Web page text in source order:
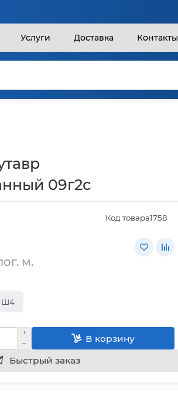
Услуги Доставка Контакты
09г2с
Код товара:1758
м.
Ш4
В корзину
Быстрый заказ